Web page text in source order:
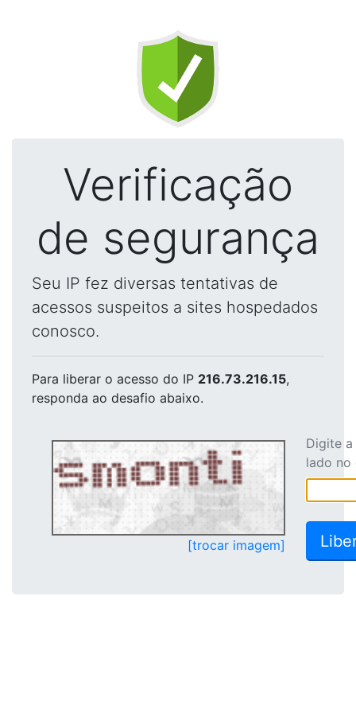
Verificação
de segurança
Seu IP fez diversas tentativas de
acessos suspeitos a sites hospedados
conosco.
Para liberar o acesso do IP 216.73.216.15,
responda ao desafio abaixo.
[trocar imagem]
Digite
lado no